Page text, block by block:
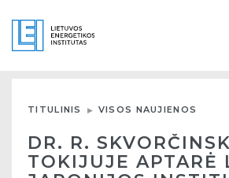
TITULINIS VISOS NAUJIENOS
DR. R.
TOKIJUJE APTARĖ